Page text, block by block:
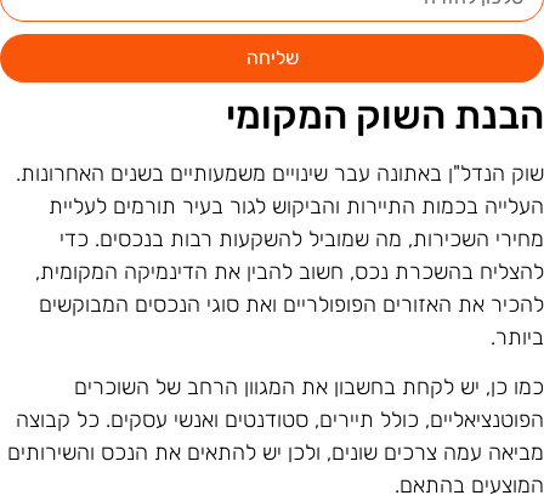
שליחה
השוק המקומי
הנדל"ן באתונה עבר שינויים משמעותיים בשנים האחרונות.
בכמות התיירות והביקוש לגור בעיר תורמים לעליית
השכירות, מה שמוביל להשקעות רבות בנכסים. כדי
בהשכרת נכס, חשוב להבין את הדינמיקה המקומית,
את האזורים הפופולריים ואת סוגי הנכסים המבוקשים
כן, יש לקחת בחשבון את המגוון הרחב של השוכרים
כולל תיירים, סטודנטים ואנשי עסקים. כל קבוצה
עמה צרכים שונים, ולכן יש להתאים את הנכס והשירותים
בהתאם.